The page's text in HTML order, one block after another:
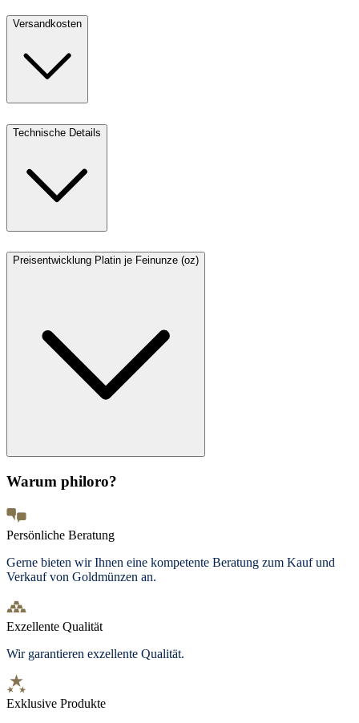
Versandkosten
Technische Details
Preisentwicklung Platin je Feinunze (oz)
Warum philoro?
Persönliche Beratung
Gerne bieten wir Ihnen eine kompetente Beratung zum Kauf und
Verkauf von Goldmünzen an.
Exzellente Qualität
Wir garantieren exzellente Qualität.
Exklusive Produkte